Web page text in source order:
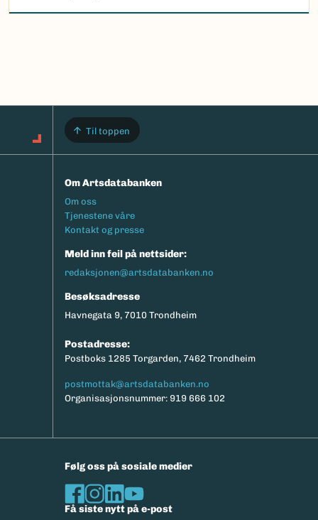
Til toppen
Om Artsdatabanken
Footermeny
Om oss
Tjenestene våre
Kontakt og presse
Meld inn feil på nettsider:
redaksjonen@artsdatabanken.no
Besøksadresse
Havnegata 9, 7010 Trondheim
Postadresse:
Postboks 1285 Torgarden, 7462 Trondheim
postmottak@artsdatabanken.no
Organisasjonsnummer: 919 666 102
Følg oss på sosiale medier
Få siste nytt på e-post